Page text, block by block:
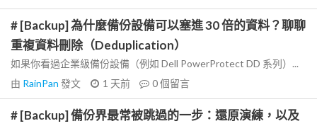
# [Backup] 為什麼備份設備可以塞進 30 倍的資料？聊聊
重複資料刪除（Deduplication）
如果你看過企業級備份設備（例如 Dell PowerProtect DD 系列）...
由 RainPan 發文 1 天前 0個留言
# [Backup] 備份界最常被跳過的一步：還原演練，以及